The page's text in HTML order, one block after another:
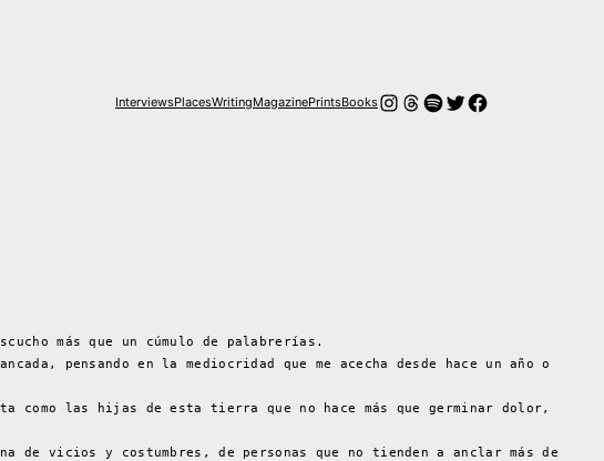
InterviewsPlacesWritingMagazinePrintsBooksInstagram
Hilos
Spotify
Twitter
Facebook
más que un cúmulo de palabrerías.
pensando en la mediocridad que me acecha desde hace un año o
como las hijas de esta tierra que no hace más que germinar dolor,
vicios y costumbres, de personas que no tienden a anclar más de